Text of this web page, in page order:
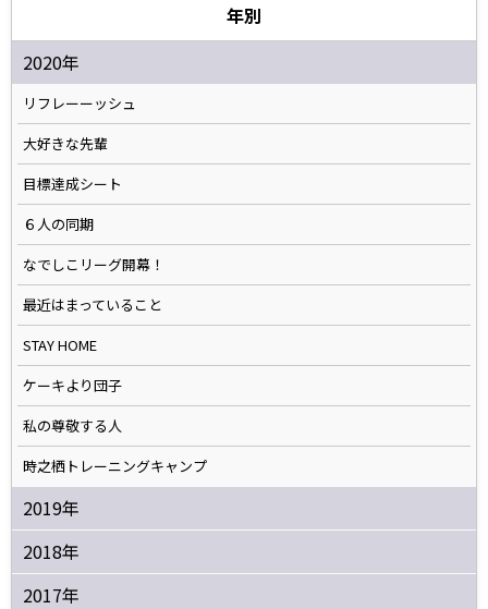
年別
2020年
リフレーーッシュ
大好きな先輩
目標達成シート
６人の同期
なでしこリーグ開幕！
最近はまっていること
STAY HOME
ケーキより団子
私の尊敬する人
時之栖トレーニングキャンプ
2019年
2018年
2017年